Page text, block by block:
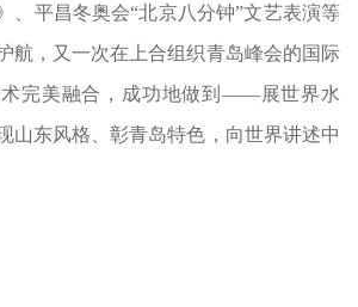
、平昌冬奥会“北京八分钟”文艺表演等
航，又一次在上合组织青岛峰会的国际
完美融合，成功地做到——展世界水
山东风格、彰青岛特色 ，向世界讲述中